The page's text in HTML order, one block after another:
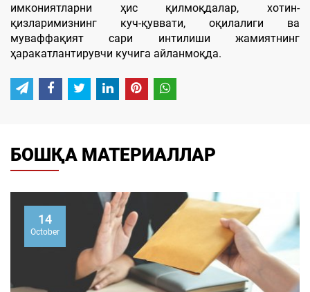
имкониятларни ҳис қилмоқдалар, хотин-
қизларимизнинг куч-қуввати, оқилалиги ва
муваффақият сари интилиши жамиятнинг
ҳаракатлантирувчи кучига айланмоқда.
БОШҚА МАТЕРИАЛЛАР
21
June